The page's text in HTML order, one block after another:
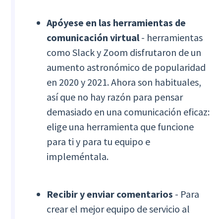
Apóyese en las herramientas de
comunicación virtual- herramientas
como Slack y Zoom disfrutaron de un
aumento astronómico de popularidad
en 2020 y 2021. Ahora son habituales,
así que no hay razón para pensar
demasiado en una comunicación eficaz:
elige una herramienta que funcione
para ti y para tu equipo e
impleméntala.
Recibir y enviar comentarios - Para
crear el mejor equipo de servicio al